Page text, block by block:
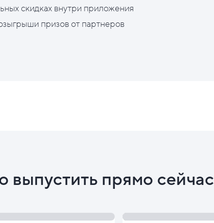
скидках внутри приложения
призов от партнеров
прямо сейчас